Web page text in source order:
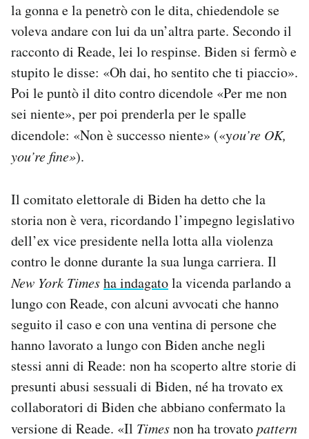
la gonna e la penetrò con le dita, chiedendole se
voleva andare con lui da un’altra parte. Secondo il
racconto di Reade, lei lo respinse. Biden si fermò e
stupito le disse: «Oh dai, ho sentito che ti piaccio».
Poi le puntò il dito contro dicendole «Per me non
sei niente», per poi prenderla per le spalle
dicendole: «Non è successo niente» («you’re OK,
you’re fine»).
Il comitato elettorale di Biden ha detto che la
storia non è vera, ricordando l’impegno legislativo
dell’ex vice presidente nella lotta alla violenza
contro le donne durante la sua lunga carriera. Il
New York Timesha indagatola vicenda parlando a
lungo con Reade, con alcuni avvocati che hanno
seguito il caso e con una ventina di persone che
hanno lavorato a lungo con Biden anche negli
stessi anni di Reade: non ha scoperto altre storie di
presunti abusi sessuali di Biden, né ha trovato ex
collaboratori di Biden che abbiano confermato la
versione di Reade. «Il Timesnon ha trovatopattern